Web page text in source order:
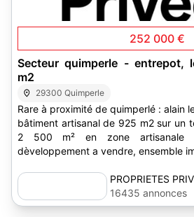
252 000 €
Secteur quimperle - entrepot,
m2
29300 Quimperle
Rare à proximité de quimperlé : alain le gall, vous propose ce
bâtiment artisanal de 925 m2 sur un
2 500 m² en zone artisanale ! fort potentiel
dèveloppement a vendre,
PROPRIETES
16435 annonces